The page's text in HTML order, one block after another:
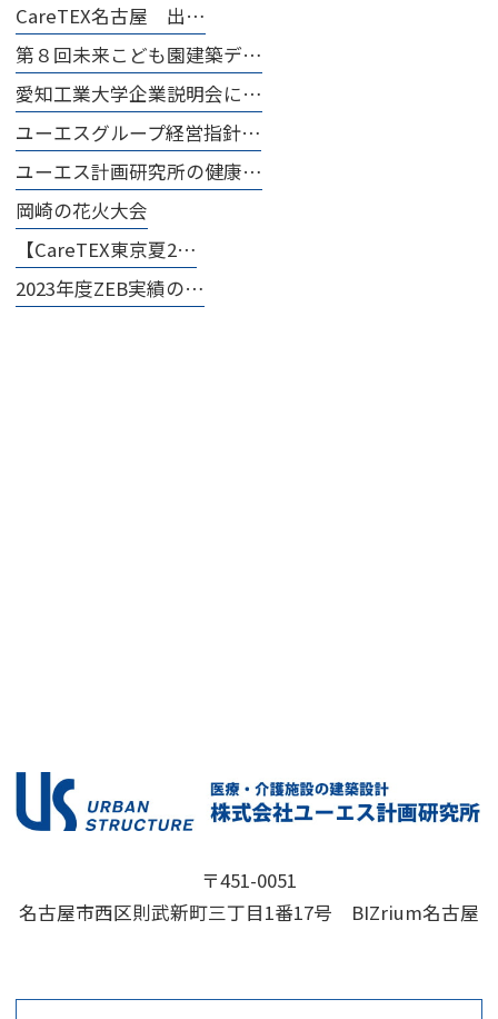
CareTEX名古屋 出…
第８回未来こども園建築デ…
愛知工業大学企業説明会に…
ユーエスグループ経営指針…
ユーエス計画研究所の健康…
岡崎の花火大会
【CareTEX東京夏2…
2023年度ZEB実績の…
〒451-0051
名古屋市西区則武新町三丁目1番17号 BIZrium名古屋